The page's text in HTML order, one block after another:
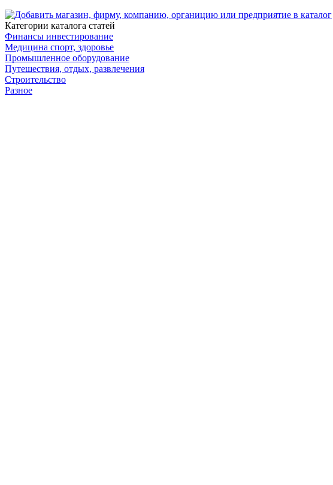
Категории каталога статей
Финансы инвестирование
Медицина спорт, здоровье
Промышленное оборудование
Путешествия, отдых, развлечения
Строительство
Разное